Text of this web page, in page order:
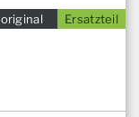
Ersatzteil
original